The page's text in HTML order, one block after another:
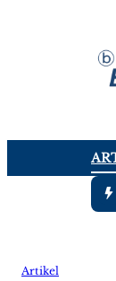
tujuh Anggota
Artikel